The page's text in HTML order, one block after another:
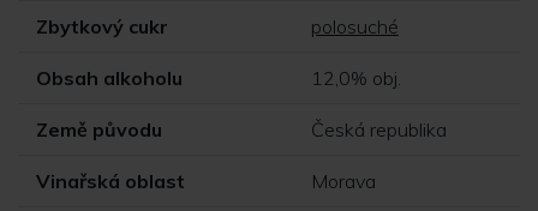
Zbytkový cukr polosuché
Obsah alkoholu 12,0% obj.
Země původu Česká republika
Vinařská oblast Morava